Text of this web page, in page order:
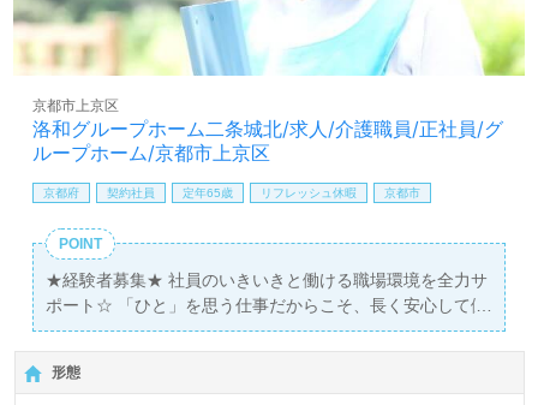
洛和グループホーム二条城北/求人/介護職員/正社員/グ
ループホーム/京都市上京区
京都市上京区
京都府 契約社員 定年65歳 リフレッシュ休暇 京都市
POINT
★経験者募集★ 社員のいきいきと働ける職場環境を全力サ
ポート☆ 「ひと」を思う仕事だからこそ、長く安心して働
ける環境を整えていきます。 充実した福利厚生・教育制度
の下、洛和会で一緒に働きませんか？
形態